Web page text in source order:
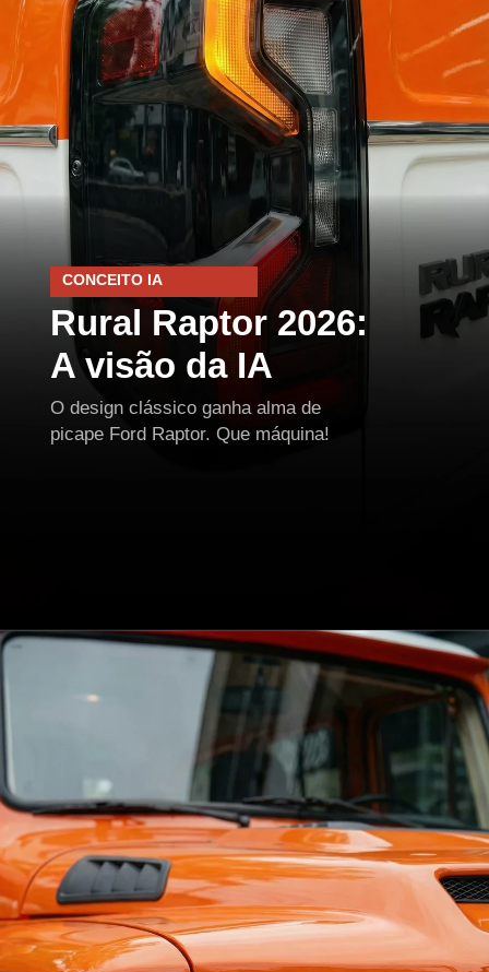
CONCEITO IA
Rural Raptor 2026:
A visão da IA
O design clássico ganha alma de
picape Ford Raptor. Que máquina!